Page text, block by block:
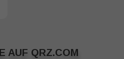
AUF QRZ.COM